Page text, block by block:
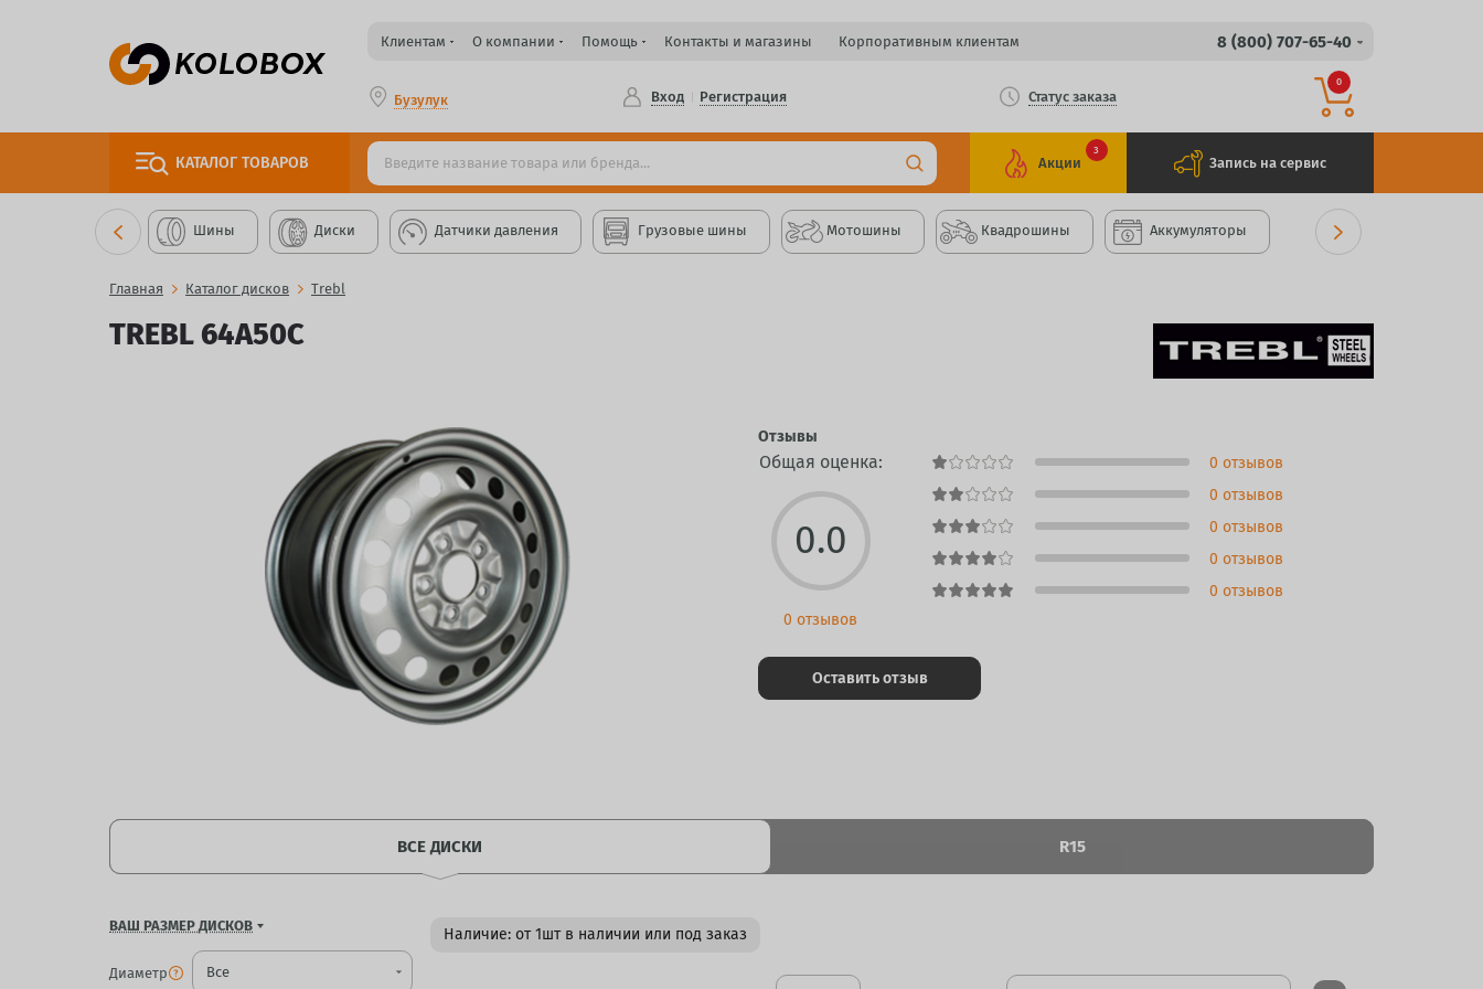
Клиентам О компании Помощь Контакты и магазины Корпоративным клиентам 8 (800) 707-65-40
Бузулук Вход Регистрация Статус заказа
0
КАТАЛОГ ТОВАРОВ Акции
3
Запись на сервис
Шины Диски Датчики давления Грузовые шины Мотошины Квадрошины Аккумуляторы
Главная Каталог дисков Trebl
TREBL 64A50C
Отзывы
Общая оценка:
0.0
0 отзывов
0 отзывов
0 отзывов
0 отзывов
0 отзывов
0 отзывов
Оставить отзыв
ВСЕ ДИСКИ R15
ВАШ РАЗМЕР ДИСКОВ
Диаметр arrow_drop_down
Наличие: от 1шт в наличии или под заказ